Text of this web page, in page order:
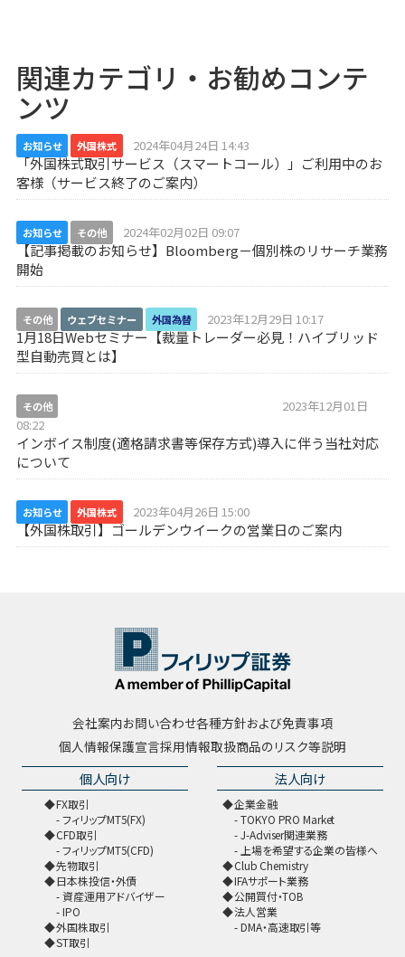
関連カテゴリ・お勧めコンテ
ンツ
お知らせ 外国株式 2024年04月24日 14:43
「外国株式取引サービス（スマートコール）」ご利用中のお
客様（サービス終了のご案内）
お知らせ その他 2024年02月02日 09:07
【記事掲載のお知らせ】Bloomberg－個別株のリサーチ業務
開始
その他 ウェブセミナー 外国為替 2023年12月29日 10:17
1月18日Webセミナー【裁量トレーダー必見！ハイブリッド
型自動売買とは】
その他
2023年12月01日
08:22
インボイス制度(適格請求書等保存方式)導入に伴う当社対応
について
お知らせ 外国株式 2023年04月26日 15:00
【外国株取引】ゴールデンウイークの営業日のご案内
会社案内お問い合わせ各種方針および免責事項
個人情報保護宣言採用情報取扱商品のリスク等説明
個人向け
FX取引
フィリップMT5(FX)
CFD取引
フィリップMT5(CFD)
先物取引
日本株投信・外債
資産運用アドバイザー
IPO
外国株取引
ST取引
法人向け
企業金融
TOKYO PRO Market
J-Adviser関連業務
上場を希望する企業の皆様へ
Club Chemistry
IFAサポート業務
公開買付・TOB
法人営業
DMA・高速取引等